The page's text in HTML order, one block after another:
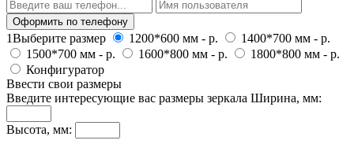
Оформить по телефону
1Выберите размер 1200*600 мм - р. 1400*700 мм - р.
1500*700 мм - р. 1600*800 мм - р. 1800*800 мм - р.
Конфигуратор
Ввести свои размеры
Введите интересующие вас размеры зеркала Ширина, мм:
Высота, мм: